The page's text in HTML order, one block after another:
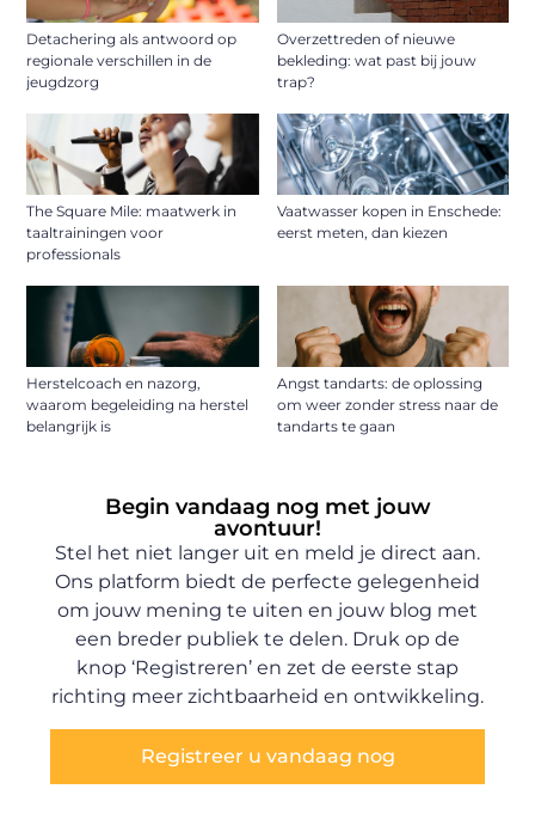
Detachering als antwoord op
regionale verschillen in de
jeugdzorg
Overzettreden of nieuwe
bekleding: wat past bij jouw
trap?
The Square Mile: maatwerk in
taaltrainingen voor
professionals
Vaatwasser kopen in Enschede:
eerst meten, dan kiezen
Herstelcoach en nazorg,
waarom begeleiding na herstel
belangrijk is
Angst tandarts: de oplossing
om weer zonder stress naar de
tandarts te gaan
Begin vandaag nog met jouw
avontuur!
Stel het niet langer uit en meld je direct aan.
Ons platform biedt de perfecte gelegenheid
om jouw mening te uiten en jouw blog met
een breder publiek te delen. Druk op de
knop ‘Registreren’ en zet de eerste stap
richting meer zichtbaarheid en ontwikkeling.
Registreer u vandaag nog